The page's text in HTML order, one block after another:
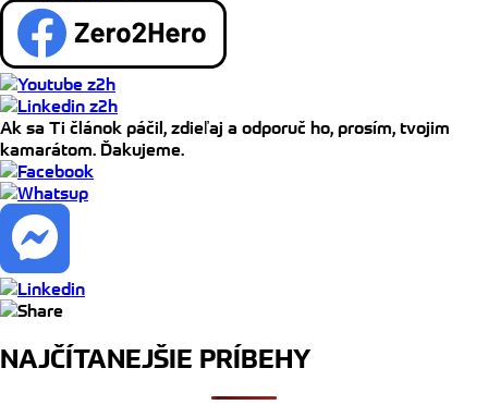
Ak sa Ti článok páčil, zdieľaj a odporuč ho, prosím, tvojim
kamarátom. Ďakujeme.
NAJČÍTANEJŠIE PRÍBEHY